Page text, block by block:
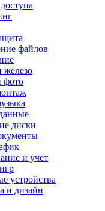
файлов
железо
фото
диски
и учет
устройства
и дизайн